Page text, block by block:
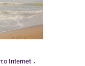
Internet